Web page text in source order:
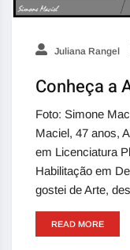
Juliana Rangel
Conheça a
Foto: Simone
Maciel, 47 anos,
em Licenciatura
Habilitação em
gostei de Arte,
READ MORE